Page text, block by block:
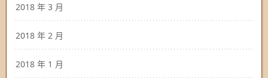
2018 年 3 月
2018 年 2 月
2018 年 1 月